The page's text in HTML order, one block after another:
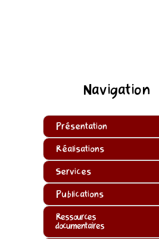
Navigation
Présentation
Réalisations
Services
Publications
Ressources
documentaires